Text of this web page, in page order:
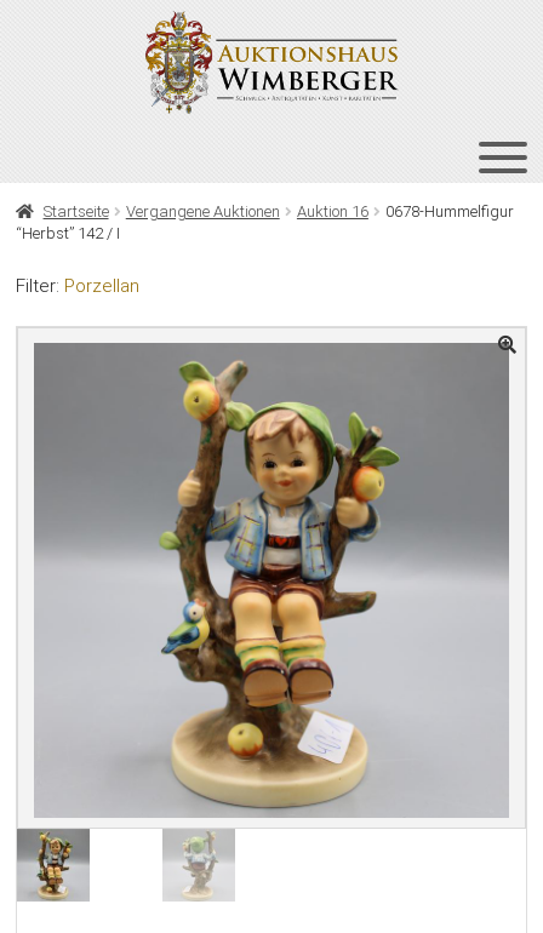
HOME
VERGANGENE AUKTIONEN
Startseite Vergangene Auktionen Auktion 16
0678-Hummelfigur
“Herbst” 142 / I
Filter: Porzellan